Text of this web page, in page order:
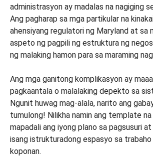
administrasyon ay madalas na nagiging
Ang pagharap sa mga partikular na
ahensiyang regulatori ng Maryland at sa
aspeto ng pagpili ng estruktura ng
ng malaking hamon para sa maraming
Ang mga ganitong komplikasyon ay
pagkaantala o malalaking depekto sa
Ngunit huwag mag-alala, narito ang
tumulong! Nilikha namin ang template
mapadali ang iyong plano sa pagsusuri
isang istrukturadong espasyo sa trabaho
koponan.